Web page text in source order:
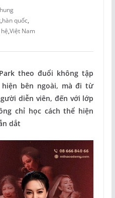
,hàn quốc,
,Việt Nam
theo đuổi không tập
bên ngoài, mà đi từ
diễn viên, đến với lớp
chỉ học cách thể hiện
dắt